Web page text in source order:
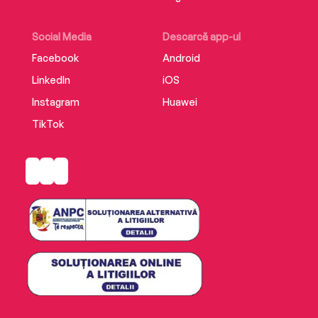
Social Media
Facebook
LinkedIn
Instagram
TikTok
Descarcă app-ul
Android
iOS
Huawei